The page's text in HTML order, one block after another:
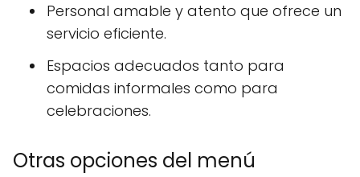
Personal amable y atento que ofrece un
servicio eficiente.
Espacios adecuados tanto para
comidas informales como para
celebraciones.
Otras opciones del menú